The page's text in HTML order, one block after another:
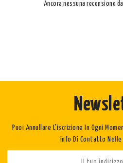
Ancora nessuna recensione
Puoi Annullare L'iscrizione In Ogni
Info Di Contatto